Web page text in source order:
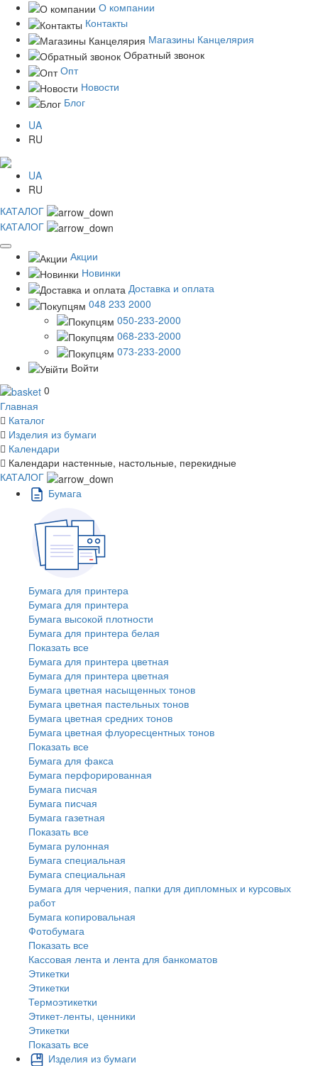
О компании
Контакты
Магазины Канцелярия
Обратный звонок
Опт
Новости
Блог
UA
RU
UA
RU
КАТАЛОГ
КАТАЛОГ
Акции
Новинки
Доставка и оплата
048 233 2000
050-233-2000
068-233-2000
073-233-2000
Войти
0
Главная
Каталог
Изделия из бумаги
Календари
Календари настенные, настольные, перекидные
КАТАЛОГ
Бумага
Бумага для принтера
Бумага для принтера
Бумага высокой плотности
Бумага для принтера белая
Показать все
Бумага для принтера цветная
Бумага для принтера цветная
Бумага цветная насыщенных тонов
Бумага цветная пастельных тонов
Бумага цветная средних тонов
Бумага цветная флуоресцентных тонов
Показать все
Бумага для факса
Бумага перфорированная
Бумага писчая
Бумага писчая
Бумага газетная
Показать все
Бумага рулонная
Бумага специальная
Бумага специальная
Бумага для черчения, папки для дипломных и курсовых
работ
Бумага копировальная
Фотобумага
Показать все
Кассовая лента и лента для банкоматов
Этикетки
Этикетки
Термоэтикетки
Этикет-ленты, ценники
Этикетки
Показать все
Изделия из бумаги